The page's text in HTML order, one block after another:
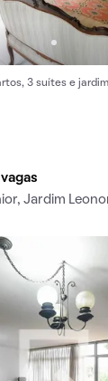
3 suítes e
vagas
Jardim